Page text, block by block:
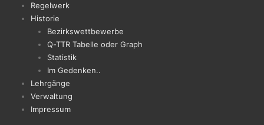
Regelwerk
Historie
Bezirkswettbewerbe
Q-TTR Tabelle oder Graph
Statistik
Im Gedenken..
Lehrgänge
Verwaltung
Impressum